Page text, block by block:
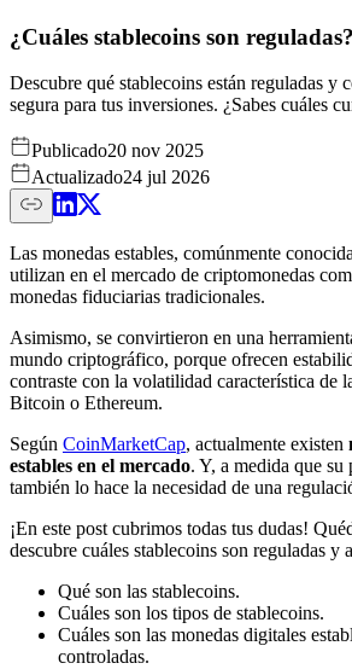
¿Cuáles stablecoins son reguladas?
Descubre qué stablecoins están reguladas y
segura para tus inversiones. ¿Sabes cuáles
Publicado20 nov 2025
Actualizado24 jul 2026
Las monedas estables, comúnmente
utilizan en el mercado de criptomonedas
monedas fiduciarias tradicionales.
Asimismo, se convirtieron en una
mundo criptográfico, porque ofrecen
contraste con la volatilidad característica de
Bitcoin o Ethereum.
Según CoinMarketCap, actualmente existen
estables en el mercado. Y, a medida que su
también lo hace la necesidad de una
¡En este post cubrimos todas tus dudas!
descubre cuáles stablecoins son reguladas y
Qué son las stablecoins.
Cuáles son los tipos de stablecoins.
Cuáles son las monedas digitales
controladas.